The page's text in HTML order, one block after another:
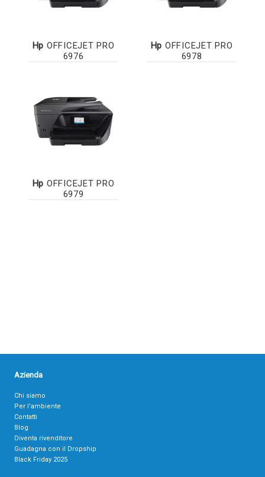
Hp OFFICEJET PRO
6976
Hp OFFICEJET PRO
6978
Hp OFFICEJET PRO
6979
Azienda
Chi siamo
Per l’ambiente
Contatti
Blog
Diventa rivenditore
Guadagna con il Dropship
Black Friday 2025